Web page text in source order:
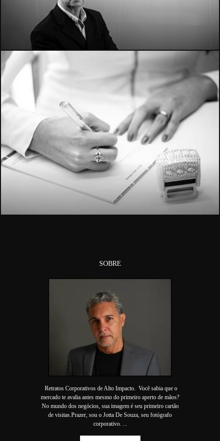
1911
3047
SOBRE
Retratos Corporativos de Alto Impacto. Você sabia que o
mercado te avalia antes mesmo do primeiro aperto de mãos?
No mundo dos negócios, sua imagem é seu primeiro cartão
de visitas.Prazer, sou o Jotta De Souza, seu fotógrafo
corporativo. ...